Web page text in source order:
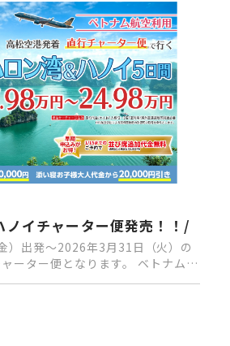
イチャーター便発売！！/
）出発～2026年3月31日（火）の
ーター便となります。 ベトナム航